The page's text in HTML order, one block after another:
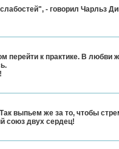
- говорил Чарльз
перейти к практике. В любви
выпьем же за то, чтобы
союз двух сердец!